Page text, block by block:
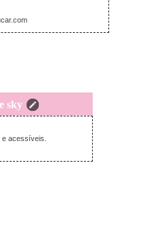
sky
domingo, junho 30, 2024
e acessíveis.